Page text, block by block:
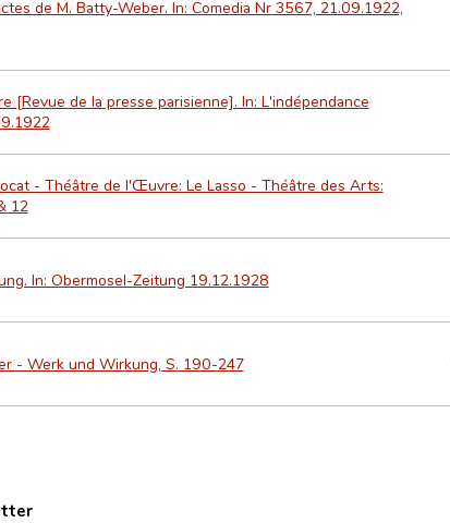
de M. Batty-Weber. In: Comedia Nr 3567, 21.09.1922,
[Revue de la presse parisienne]. In: L'indépendance
- Théâtre de l'Œuvre: Le Lasso - Théâtre des Arts:
12
In: Obermosel-Zeitung 19.12.1928
- Werk und Wirkung, S. 190-247